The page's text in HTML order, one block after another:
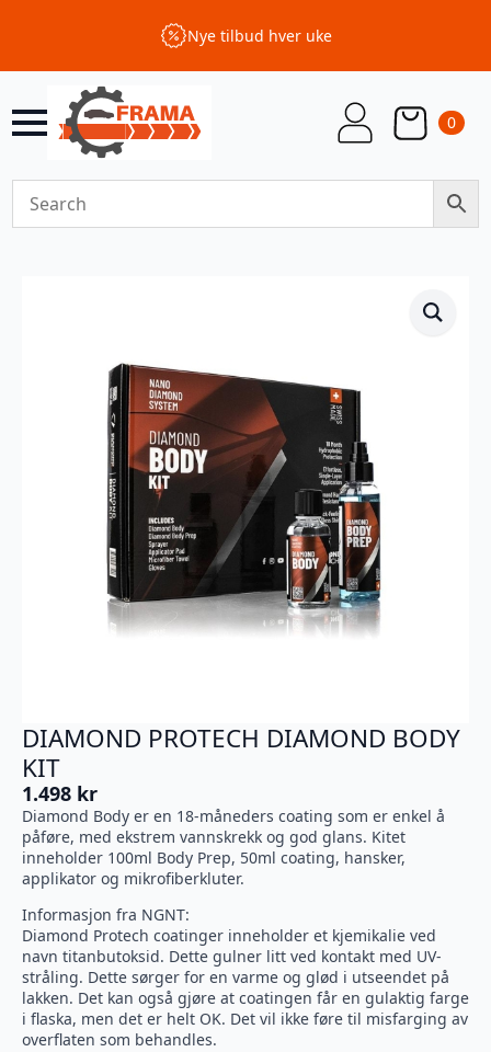
Nye tilbud hver uke
0
DIAMOND PROTECH DIAMOND BODY
KIT
1.498 kr
Diamond Body er en 18-måneders coating som er enkel å
påføre, med ekstrem vannskrekk og god glans. Kitet
inneholder 100ml Body Prep, 50ml coating, hansker,
applikator og mikrofiberkluter.
Informasjon fra NGNT:
Diamond Protech coatinger inneholder et kjemikalie ved
navn titanbutoksid. Dette gulner litt ved kontakt med UV-
stråling. Dette sørger for en varme og glød i utseendet på
lakken. Det kan også gjøre at coatingen får en gulaktig farge
i flaska, men det er helt OK. Det vil ikke føre til misfarging av
overflaten som behandles.